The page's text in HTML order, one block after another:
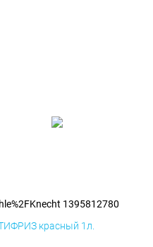
1395812780
красный 1л.